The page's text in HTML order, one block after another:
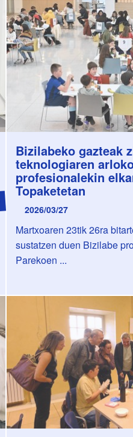
Bizilabeko gazteak
teknologiaren
profesionalekin
Topaketetan
2026/03/27
Martxoaren 23tik 26ra
sustatzen duen Bizilabe
Parekoen ...